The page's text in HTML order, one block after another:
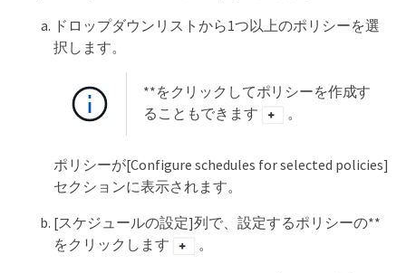
ドロップダウンリストから1つ以上のポリシーを選
択します。
**をクリックしてポリシーを作成す
ることもできます
。
ポリシーが[Configure schedules for selected policies]
セクションに表示されます。
[スケジュールの設定]列で、設定するポリシーの**
をクリックします
。